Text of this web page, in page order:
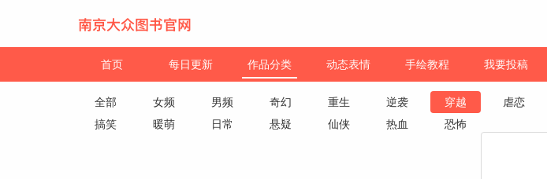
首页 每日更新 作品分类 动态表情 手绘教程 我要投稿
全部 女频 男频 奇幻 重生 逆袭 穿越 虐恋
搞笑
暖萌 日常 悬疑 仙侠 热血 恐怖